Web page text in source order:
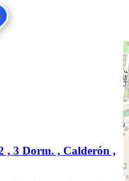
, 3 Dorm. , Calderón ,